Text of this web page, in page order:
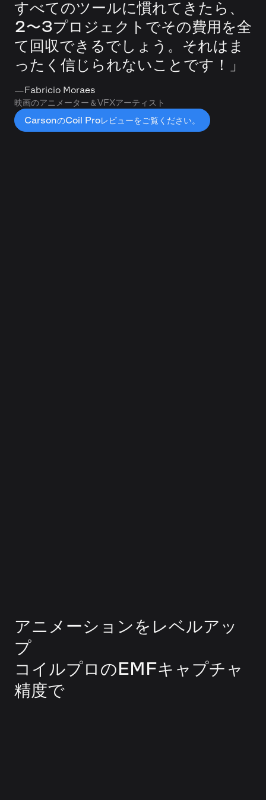
すべてのツールに慣れてきたら、
2〜3プロジェクトでその費用を全
て回収できるでしょう。それはま
ったく信じられないことです！」
––Fabricio Moraes
映画のアニメーター＆VFXアーティスト
CarsonのCoil Proレビューをご覧ください。
アニメーションをレベルアッ
プ
コイルプロのEMFキャプチャ
精度で